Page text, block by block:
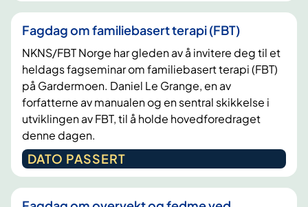
Fagdag om familiebasert terapi (FBT)
NKNS/FBT Norge har gleden av å invitere deg til et
heldags fagseminar om familiebasert terapi (FBT)
på Gardermoen. Daniel Le Grange, en av
forfatterne av manualen og en sentral skikkelse i
utviklingen av FBT, til å holde hovedforedraget
denne dagen.
DATO PASSERT